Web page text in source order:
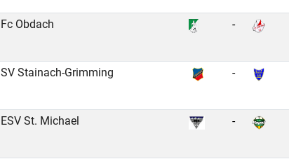
Fc Obdach -
SV Stainach-Grimming -
ESV St. Michael -